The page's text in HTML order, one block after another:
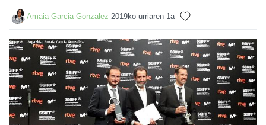
Amaia Garcia Gonzalez 2019ko urriaren 1a